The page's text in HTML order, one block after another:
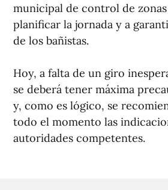
municipal de control de zonas
planificar la jornada y a
de los bañistas.
Hoy, a falta de un giro
se deberá tener máxima
y, como es lógico, se
todo el momento las
autoridades competentes.